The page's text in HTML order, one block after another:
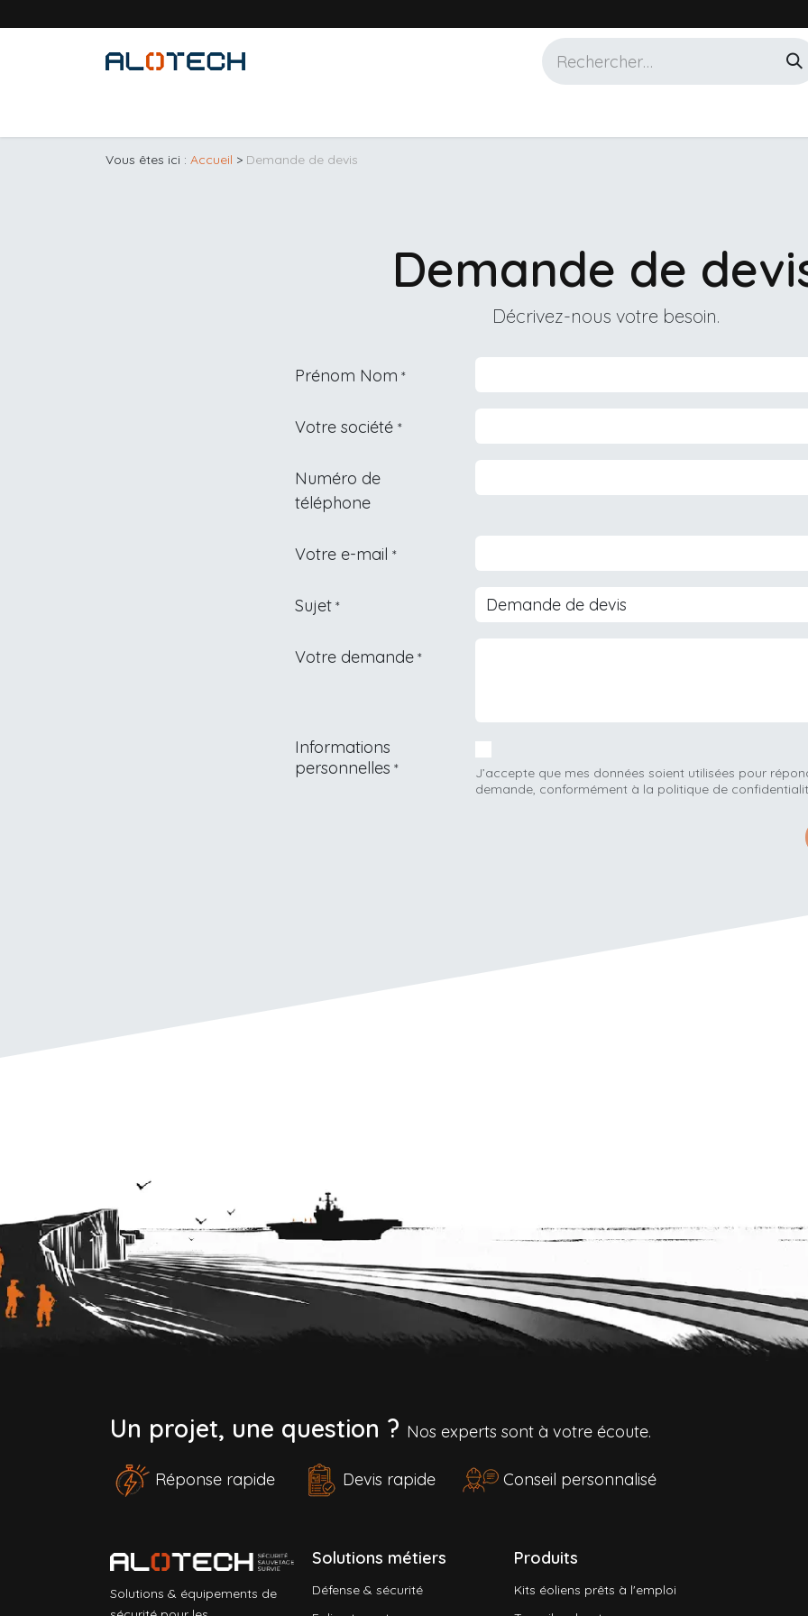
Vous êtes ici : Accueil > Demande de devis
Demande de
Décrivez-nous votre besoin.
Prénom Nom *
Votre société *
Numéro de
téléphone
Votre e-mail *
Sujet *
Votre demande *
Informations
personnelles *
J’accepte que mes données soient utilisées pour
demande, conformément à la politique de
Un projet, une question ? Nos experts sont à votre écoute.
Réponse rapide Devis rapide Conseil personnalisé
Solutions & équipements de
Solutions métiers
Défense & sécurité
Produits
Kits éoliens prêts à l'emploi